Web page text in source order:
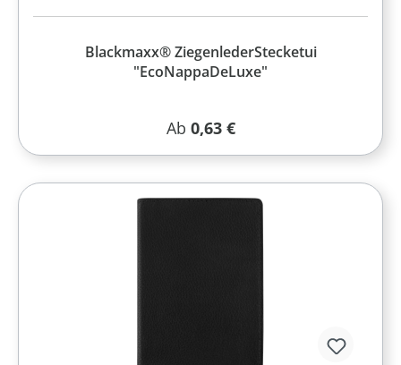
Blackmaxx® ZiegenlederStecketui
"EcoNappaDeLuxe"
Regulärer Preis:
Ab 0,63 €